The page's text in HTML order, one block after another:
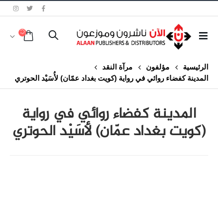
الرئيسية مؤلفون
مرآة النقد
المدينة كفضاء روائي في رواية (كويت بغداد عمّان) لأُسَيْد الحوتري
المدينة كفضاء روائي في رواية
(كويت بغداد عمّان) لأُسَيْد الحوتري